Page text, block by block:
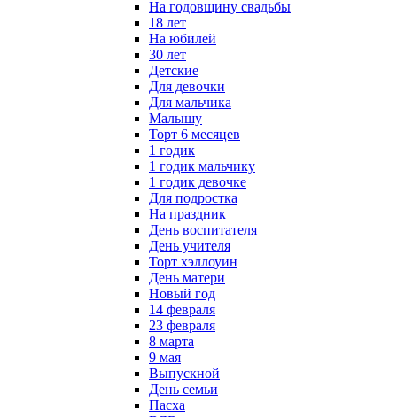
На годовщину свадьбы
18 лет
На юбилей
30 лет
Детские
Для девочки
Для мальчика
Малышу
Торт 6 месяцев
1 годик
1 годик мальчику
1 годик девочке
Для подростка
На праздник
День воспитателя
День учителя
Торт хэллоуин
День матери
Новый год
14 февраля
23 февраля
8 марта
9 мая
Выпускной
День семьи
Пасха